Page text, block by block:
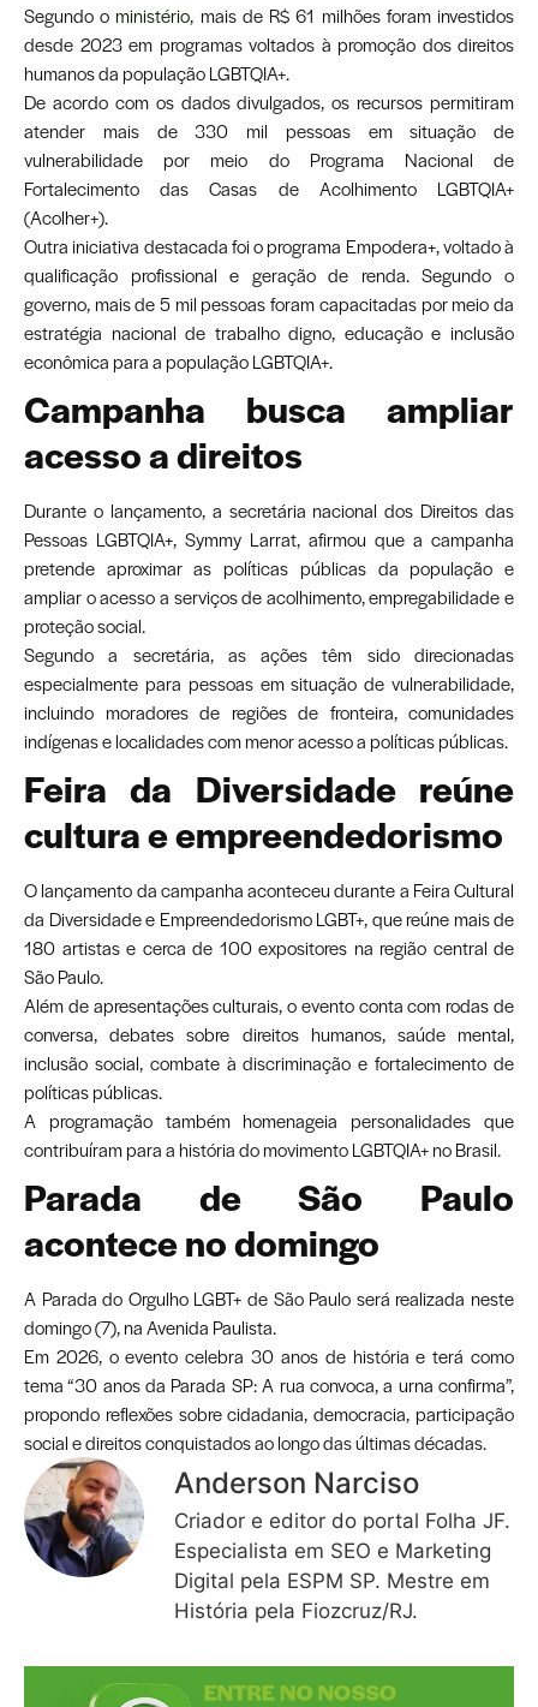
Segundo o ministério, mais de R$ 61 milhões foram investidos
desde 2023 em programas voltados à promoção dos direitos
humanos da população LGBTQIA+.
De acordo com os dados divulgados, os recursos permitiram
atender mais de 330 mil pessoas em situação de
vulnerabilidade por meio do Programa Nacional de
Fortalecimento das Casas de Acolhimento LGBTQIA+
(Acolher+).
Outra iniciativa destacada foi o programa Empodera+, voltado à
qualificação profissional e geração de renda. Segundo o
governo, mais de 5 mil pessoas foram capacitadas por meio da
estratégia nacional de trabalho digno, educação e inclusão
econômica para a população LGBTQIA+.
Campanha busca ampliar
acesso a direitos
Durante o lançamento, a secretária nacional dos Direitos das
Pessoas LGBTQIA+, Symmy Larrat, afirmou que a campanha
pretende aproximar as políticas públicas da população e
ampliar o acesso a serviços de acolhimento, empregabilidade e
proteção social.
Segundo a secretária, as ações têm sido direcionadas
especialmente para pessoas em situação de vulnerabilidade,
incluindo moradores de regiões de fronteira, comunidades
indígenas e localidades com menor acesso a políticas públicas.
Feira da Diversidade reúne
cultura e empreendedorismo
O lançamento da campanha aconteceu durante a Feira Cultural
da Diversidade e Empreendedorismo LGBT+, que reúne mais de
180 artistas e cerca de 100 expositores na região central de
São Paulo.
Além de apresentações culturais, o evento conta com rodas de
conversa, debates sobre direitos humanos, saúde mental,
inclusão social, combate à discriminação e fortalecimento de
políticas públicas.
A programação também homenageia personalidades que
contribuíram para a história do movimento LGBTQIA+ no Brasil.
Parada de São Paulo
acontece no domingo
A Parada do Orgulho LGBT+ de São Paulo será realizada neste
domingo (7), na Avenida Paulista.
Em 2026, o evento celebra 30 anos de história e terá como
tema “30 anos da Parada SP: A rua convoca, a urna confirma”,
propondo reflexões sobre cidadania, democracia, participação
social e direitos conquistados ao longo das últimas décadas.
Anderson Narciso
Criador e editor do portal Folha JF.
Especialista em SEO e Marketing
Digital pela ESPM SP. Mestre em
História pela Fiozcruz/RJ.